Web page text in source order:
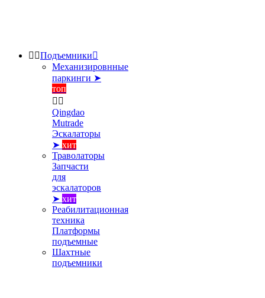
 Подъемники
Механизировнные
паркинги ➤
топ
 
Qingdao
Mutrade
Эскалаторы
➤ хит
Траволаторы
Запчасти
для
эскалаторов
➤ хит
Реабилитационная
техника
Платформы
подъемные
Шахтные
подъемники